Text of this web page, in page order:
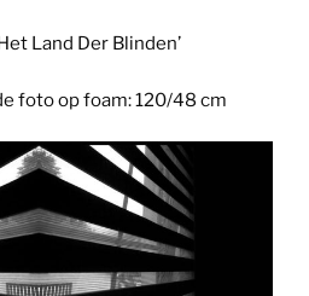
Land Der Blinden’
foto op foam: 120/48 cm